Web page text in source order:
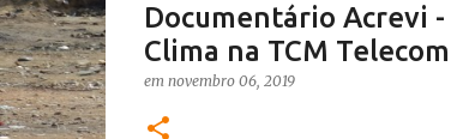
Documentário Acrevi
Clima na TCM Telecom
em novembro 06, 2019